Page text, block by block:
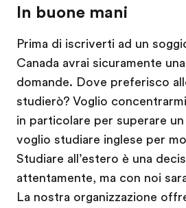
In buone mani
Prima di iscriverti ad un
Canada avrai sicuramente
domande. Dove preferisco
studierò? Voglio
in particolare per superare
voglio studiare inglese per
Studiare all’estero è una
attentamente, ma con noi
La nostra organizzazione